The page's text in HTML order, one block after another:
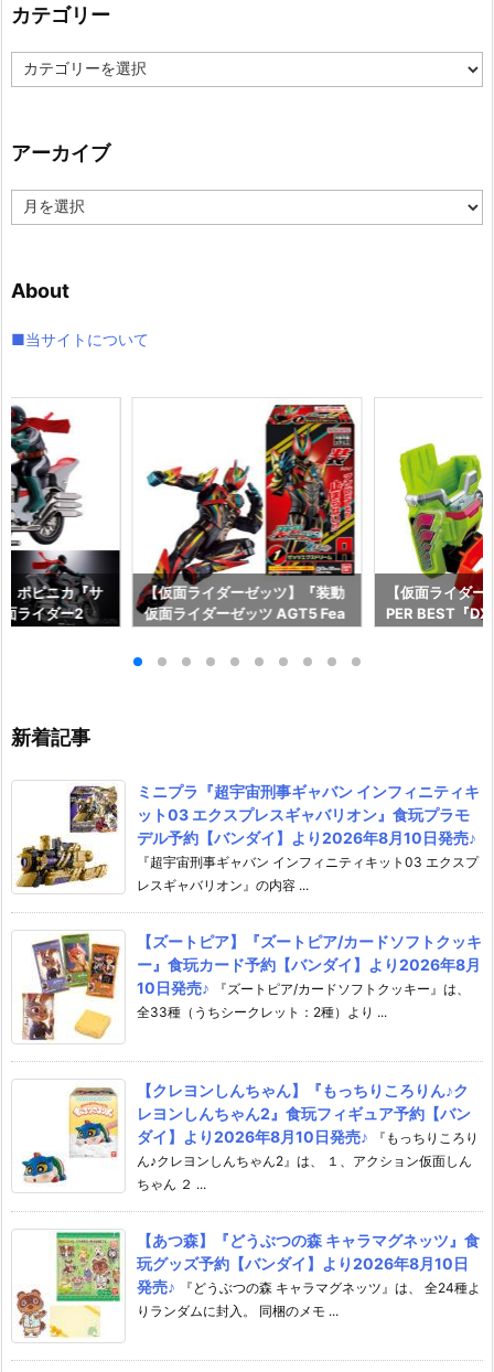
カテゴリー
カ
テ
ー
アーカイブ
ー
ブ
About
■当サイトについて
ポピニカ『サ
ライダー2
【仮面ライダーゼッツ】『装動
仮面ライダーゼッツ AGT5 Fea
ド』食玩フィギュア予約【バン
【仮面ライダ
PER BEST『
新着記事
ミニプラ『超宇宙刑事ギャバン インフィニティキ
ット03 エクスプレスギャバリオン』食玩プラモ
デル予約【バンダイ】より2026年8月10日発売♪
『超宇宙刑事ギャバン インフィニティキット03 エクスプ
レスギャバリオン』の内容 ...
【ズートピア】『ズートピア/カードソフトクッキ
ー』食玩カード予約【バンダイ】より2026年8月
10日発売♪
『ズートピア/カードソフトクッキー』は、
全33種（うちシークレット：2種）より ...
【クレヨンしんちゃん】『もっちりころりん♪ク
レヨンしんちゃん2』食玩フィギュア予約【バン
ダイ】より2026年8月10日発売♪
『もっちりころり
ん♪クレヨンしんちゃん2』は、 １、アクション仮面しん
ちゃん ２ ...
【あつ森】『どうぶつの森 キャラマグネッツ』食
玩グッズ予約【バンダイ】より2026年8月10日
発売♪
『どうぶつの森 キャラマグネッツ』は、 全24種よ
りランダムに封入。 同梱のメモ ...